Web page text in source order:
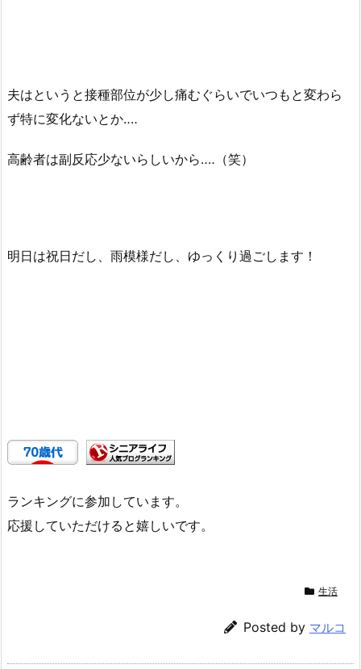
夫はというと接種部位が少し痛むぐらいでいつもと変わら
ず特に変化ないとか‥‥
高齢者は副反応少ないらしいから‥‥（笑）
明日は祝日だし、雨模様だし、ゆっくり過ごします！
ランキングに参加しています。
応援していただけると嬉しいです。
生活
Posted by マルコ